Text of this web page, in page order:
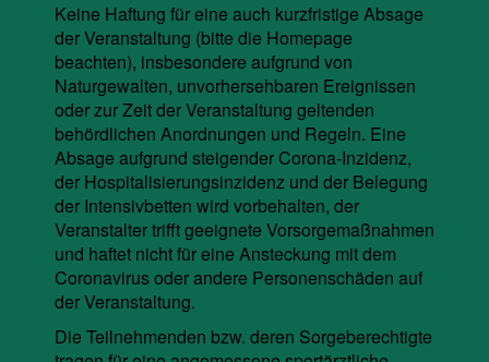
Keine Haftung für eine auch kurzfristige Absage
der Veranstaltung (bitte die Homepage
beachten), insbesondere aufgrund von
Naturgewalten, unvorhersehbaren Ereignissen
oder zur Zeit der Veranstaltung geltenden
behördlichen Anordnungen und Regeln. Eine
Absage aufgrund steigender Corona-Inzidenz,
der Hospitalisierungsinzidenz und der Belegung
der Intensivbetten wird vorbehalten, der
Veranstalter trifft geeignete Vorsorgemaßnahmen
und haftet nicht für eine Ansteckung mit dem
Coronavirus oder andere Personenschäden auf
der Veranstaltung.
Die Teilnehmenden bzw. deren Sorgeberechtigte